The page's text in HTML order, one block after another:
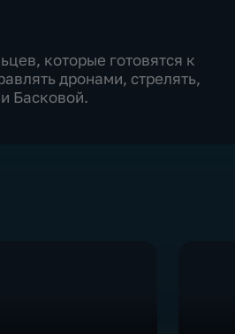
которые готовятся к
дронами, стрелять,
Басковой.